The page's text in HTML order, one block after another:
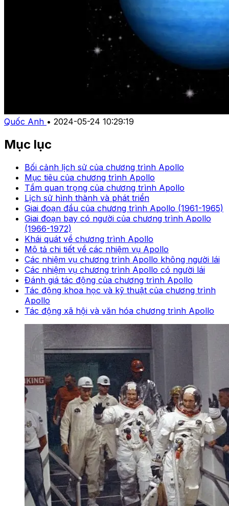
Quốc Anh • 2024-05-24 10:29:19
Mục lục
Bối cảnh lịch sử của chương trình Apollo
Mục tiêu của chương trình Apollo
Tầm quan trọng của chương trình Apollo
Lịch sử hình thành và phát triển
Giai đoạn đầu của chương trình Apollo (1961-1965)
Giai đoạn bay có người của chương trình Apollo
(1966-1972)
Khái quát về chương trình Apollo
Mô tả chi tiết về các nhiệm vụ Apollo
Các nhiệm vụ chương trình Apollo không người lái
Các nhiệm vụ chương trình Apollo có người lái
Đánh giá tác động của chương trình Apollo
Tác động khoa học và kỹ thuật của chương trình
Apollo
Tác động xã hội và văn hóa chương trình Apollo